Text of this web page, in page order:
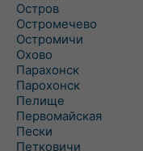
Остров
Остромечево
Остромичи
Охово
Парахонск
Парохонск
Пелище
Первомайская
Пески
Петковичи